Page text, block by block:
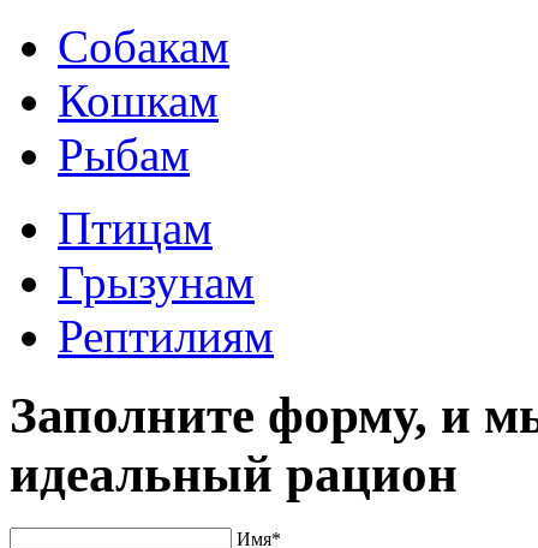
Собакам
Кошкам
Рыбам
Птицам
Грызунам
Рептилиям
Заполните форму, и
идеальный рацион
Имя*